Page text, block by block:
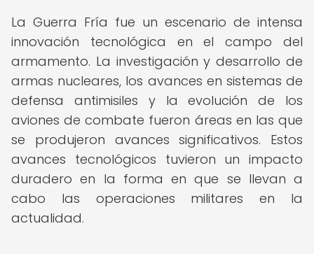
La Guerra Fría fue un escenario de intensa
innovación tecnológica en el campo del
armamento. La investigación y desarrollo de
armas nucleares, los avances en sistemas de
defensa antimisiles y la evolución de los
aviones de combate fueron áreas en las que
se produjeron avances significativos. Estos
avances tecnológicos tuvieron un impacto
duradero en la forma en que se llevan a
cabo las operaciones militares en la
actualidad.